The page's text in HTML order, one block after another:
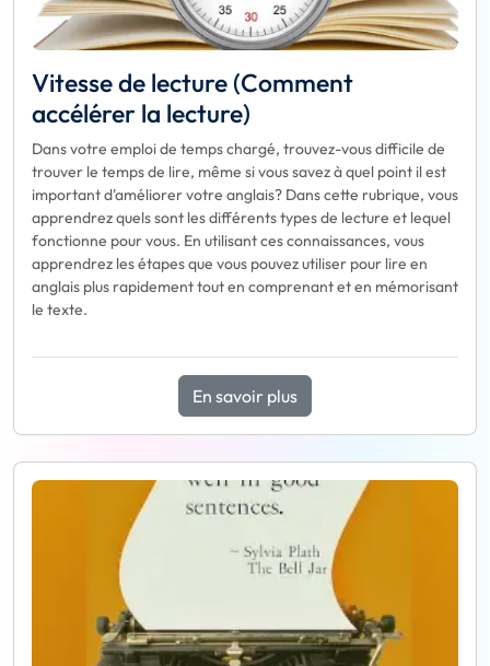
Vitesse de lecture (Comment
accélérer la lecture)
Dans votre emploi de temps chargé, trouvez-vous difficile de
trouver le temps de lire, même si vous savez à quel point il est
important d'améliorer votre anglais? Dans cette rubrique, vous
apprendrez quels sont les différents types de lecture et lequel
fonctionne pour vous. En utilisant ces connaissances, vous
apprendrez les étapes que vous pouvez utiliser pour lire en
anglais plus rapidement tout en comprenant et en mémorisant
le texte.
En savoir plus